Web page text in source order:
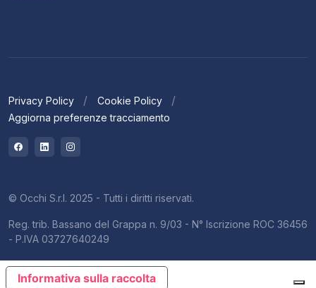
Privacy Policy
Cookie Policy
Aggiorna preferenze tracciamento
© Occhi S.r.l. 2025 - Tutti i diritti riservati.
Reg. trib. Bassano del Grappa n. 9/03 - N° Iscrizione ROC 36456
- P.IVA 03727640249
Informativa sulla raccolta